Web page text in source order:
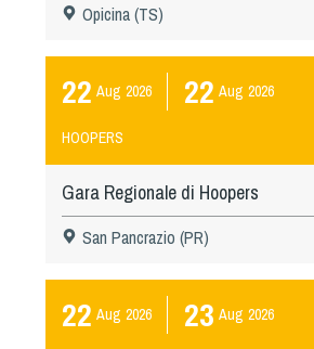
Opicina (TS)
22 Aug 2026 22 Aug 2026
HOOPERS
Gara Regionale di Hoopers
San Pancrazio (PR)
22 Aug 2026 23 Aug 2026